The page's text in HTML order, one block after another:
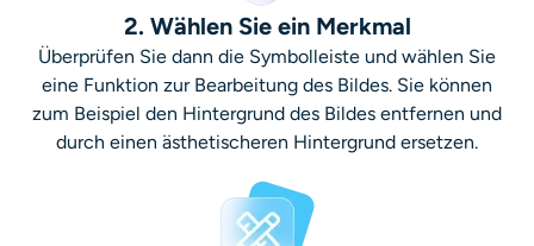
2. Wählen Sie ein Merkmal
Überprüfen Sie dann die Symbolleiste und wählen Sie
eine Funktion zur Bearbeitung des Bildes. Sie können
zum Beispiel den Hintergrund des Bildes entfernen und
durch einen ästhetischeren Hintergrund ersetzen.